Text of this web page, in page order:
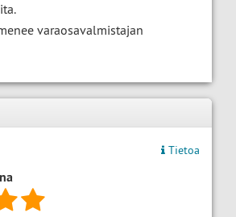
varaosavalmistajan
Tietoa